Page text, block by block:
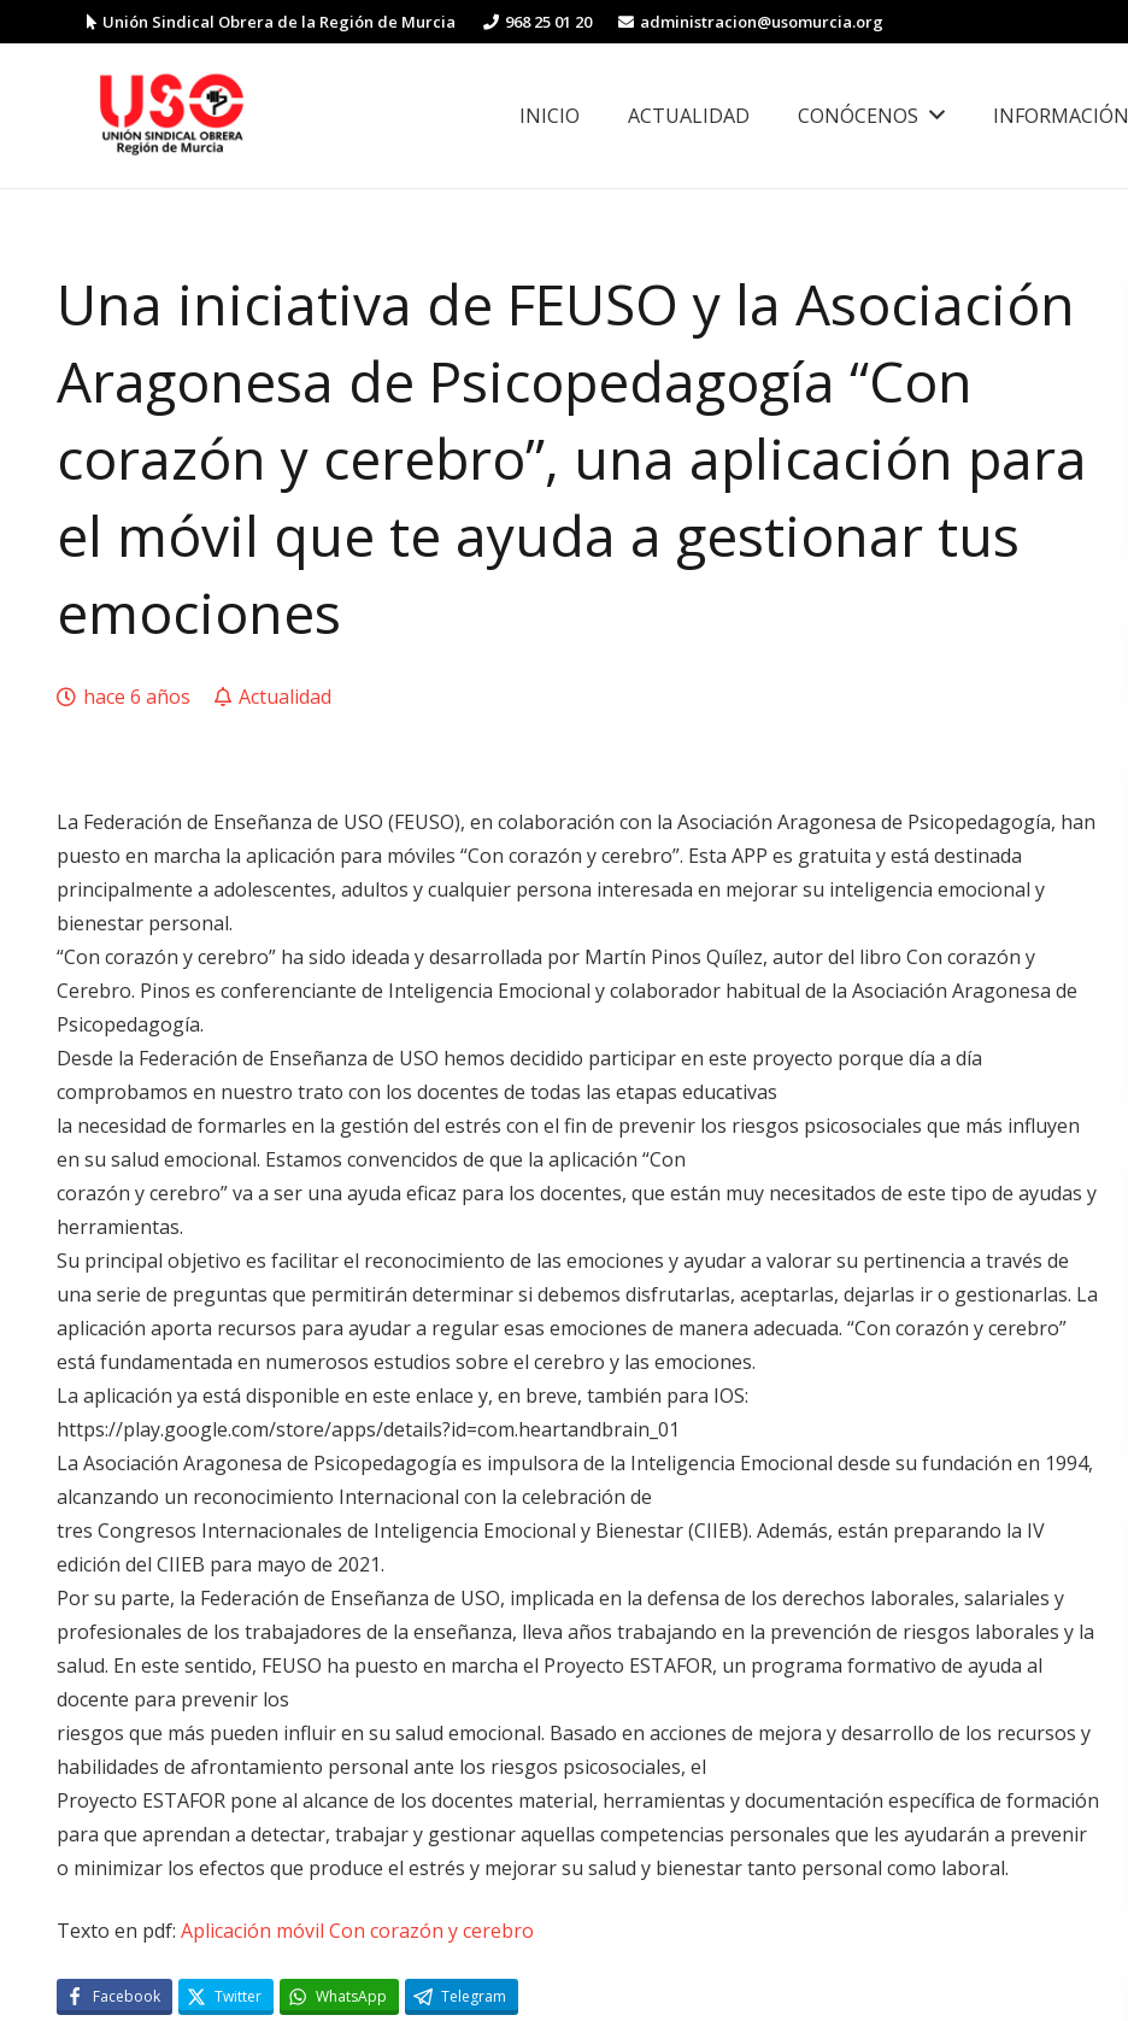
Unión Sindical Obrera de la Región de Murcia 968 25 01 20 administracion@usomurcia.org
INICIO ACTUALIDAD CONÓCENOS INFORMACIÓN
Una iniciativa de FEUSO y la Asociación
Aragonesa de Psicopedagogía “Con
corazón y cerebro”, una aplicación para
el móvil que te ayuda a gestionar tus
emociones
hace 6 años Actualidad
La Federación de Enseñanza de USO (FEUSO), en colaboración con la Asociación Aragonesa de Psicopedagogía, han
puesto en marcha la aplicación para móviles “Con corazón y cerebro”. Esta APP es gratuita y está destinada
principalmente a adolescentes, adultos y cualquier persona interesada en mejorar su inteligencia emocional y
bienestar personal.
“Con corazón y cerebro” ha sido ideada y desarrollada por Martín Pinos Quílez, autor del libro Con corazón y
Cerebro. Pinos es conferenciante de Inteligencia Emocional y colaborador habitual de la Asociación Aragonesa de
Psicopedagogía.
Desde la Federación de Enseñanza de USO hemos decidido participar en este proyecto porque día a día
comprobamos en nuestro trato con los docentes de todas las etapas educativas
la necesidad de formarles en la gestión del estrés con el fin de prevenir los riesgos psicosociales que más influyen
en su salud emocional. Estamos convencidos de que la aplicación “Con
corazón y cerebro” va a ser una ayuda eficaz para los docentes, que están muy necesitados de este tipo de ayudas y
herramientas.
Su principal objetivo es facilitar el reconocimiento de las emociones y ayudar a valorar su pertinencia a través de
una serie de preguntas que permitirán determinar si debemos disfrutarlas, aceptarlas, dejarlas ir o gestionarlas. La
aplicación aporta recursos para ayudar a regular esas emociones de manera adecuada. “Con corazón y cerebro”
está fundamentada en numerosos estudios sobre el cerebro y las emociones.
La aplicación ya está disponible en este enlace y, en breve, también para IOS:
https://play.google.com/store/apps/details?id=com.heartandbrain_01
La Asociación Aragonesa de Psicopedagogía es impulsora de la Inteligencia Emocional desde su fundación en 1994,
alcanzando un reconocimiento Internacional con la celebración de
tres Congresos Internacionales de Inteligencia Emocional y Bienestar (CIIEB). Además, están preparando la IV
edición del CIIEB para mayo de 2021.
Por su parte, la Federación de Enseñanza de USO, implicada en la defensa de los derechos laborales, salariales y
profesionales de los trabajadores de la enseñanza, lleva años trabajando en la prevención de riesgos laborales y la
salud. En este sentido, FEUSO ha puesto en marcha el Proyecto ESTAFOR, un programa formativo de ayuda al
docente para prevenir los
riesgos que más pueden influir en su salud emocional. Basado en acciones de mejora y desarrollo de los recursos y
habilidades de afrontamiento personal ante los riesgos psicosociales, el
Proyecto ESTAFOR pone al alcance de los docentes material, herramientas y documentación específica de formación
para que aprendan a detectar, trabajar y gestionar aquellas competencias personales que les ayudarán a prevenir
o minimizar los efectos que produce el estrés y mejorar su salud y bienestar tanto personal como laboral.
Texto en pdf: Aplicación móvil Con corazón y cerebro
Facebook Twitter WhatsApp Telegram